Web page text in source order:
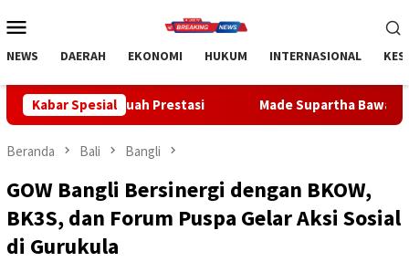
ke
Mobile
NEWS DAERAH EKONOMI HUKUM INTERNASIONAL
Kabar Spesial
Prestasi Made Supartha Bawa Energi Baru ABTI Bali,
Beranda Bali Bangli
GOW Bangli Bersinergi dengan BKOW,
BK3S, dan Forum Puspa Gelar Aksi Sosial
di Gurukula